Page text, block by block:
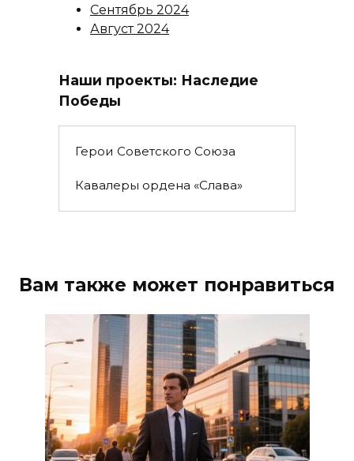
Сентябрь 2024
Август 2024
Наши проекты: Наследие
Победы
Герои Советского Союза
Кавалеры ордена «Слава»
Вам также может понравиться